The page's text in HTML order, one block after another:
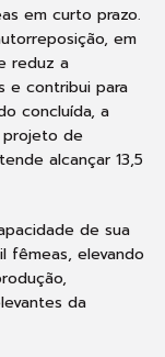
em curto prazo.
em
reduz a
e contribui para
concluída, a
projeto de
alcançar 13,5
de sua
fêmeas, elevando
da